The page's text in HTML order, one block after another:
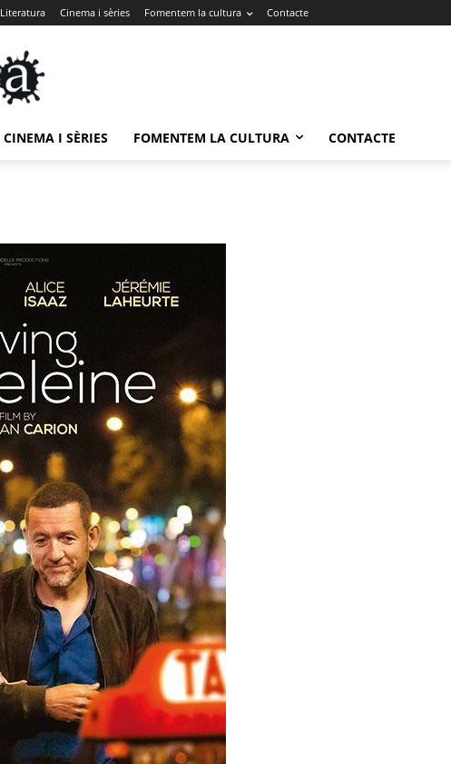
Literatura Cinema i sèries Fomentem la cultura Contacte
CINEMA I SÈRIES FOMENTEM LA CULTURA CONTACTE